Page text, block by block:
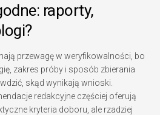
raporty,
przewagę w weryfikowalności, bo
zakres próby i sposób zbierania
skąd wynikają wnioski.
redakcyjne częściej oferują
kryteria doboru, ale rzadziej